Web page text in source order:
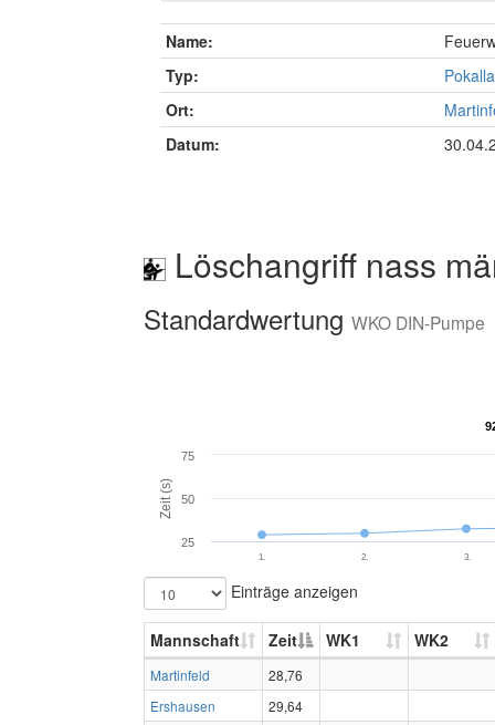
Name:
Typ:
Ort:
Datum:
Löschangriff nass
Standardwertung WKO DIN-Pumpe
Zeit (s)
1. 2. 3.
25
50
75
Einträge anzeigen
Mannschaft Zeit WK1 WK2
Martinfeld
28,76
Ershausen
29,64